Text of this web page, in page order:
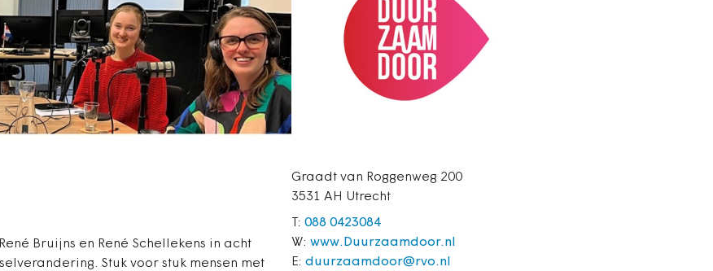
Bruijns en René Schellekens in acht
Stuk voor stuk mensen met
Graadt van Roggenweg 200
3531 AH Utrecht
T: 088 0423084
W: www.Duurzaamdoor.nl
E: duurzaamdoor@rvo.nl